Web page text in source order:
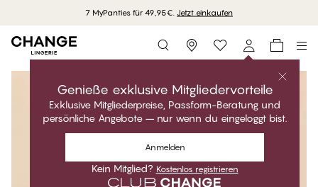
7 MyPanties für 49,95€. Jetzt einkaufen
Storefinder
Genieße exklusive Mitgliedervorteile
Exklusive Mitgliederpreise, Passform-Beratung und
persönliche Angebote – nur wenn du eingeloggt bist.
Anmelden
Kein Mitglied? Kostenlos registrieren